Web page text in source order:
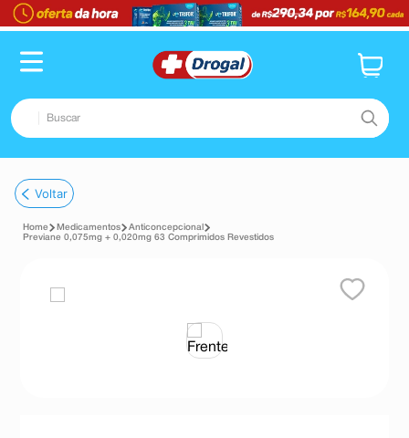
Buscar
1º fralda
2º pampers confort sec max
lenço umedecido
Voltar
Medicamentos
Anticoncepcional
Previane 0,075mg + 0,020mg 63 Comprimidos Revestidos